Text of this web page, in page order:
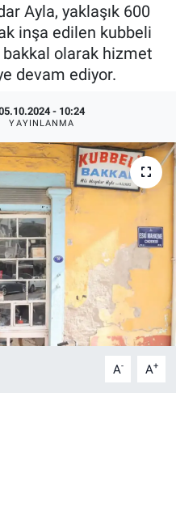
Ayla, yaklaşık 600
inşa edilen kubbeli
bakkal olarak hizmet
devam ediyor.
- 10:24
YAYINLANMA
A- A+